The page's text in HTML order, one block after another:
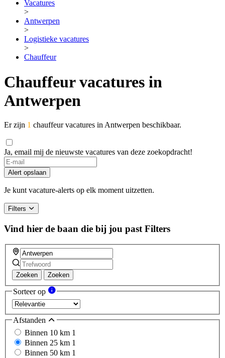
Vacatures
>
Antwerpen
>
Logistieke vacatures
>
Chauffeur
Chauffeur vacatures in
Antwerpen
Er zijn 1 chauffeur vacatures in Antwerpen beschikbaar.
Ja, email mij de nieuwste vacatures van deze zoekopdracht!
Alert opslaan
Je kunt vacature-alerts op elk moment uitzetten.
Filters
Vind hier de baan die bij jou past Filters
Zoeken Zoeken
Sorteer op
Afstanden
Binnen 10 km 1
Binnen 25 km 1
Binnen 50 km 1